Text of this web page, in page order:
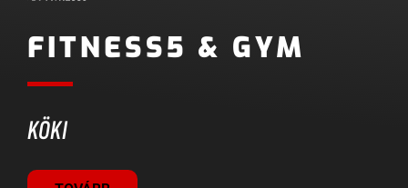
FITNESS5 & GYM
KÖKI